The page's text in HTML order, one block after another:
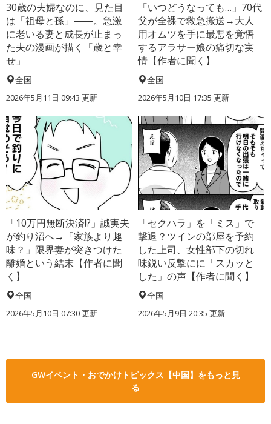
30歳の夫婦なのに、見た目
は「祖母と孫」――。急激
に老いる妻と成長が止まっ
た夫の漫画が描く「歳と幸
せ」
全国
2026年5月11日 09:43 更新
「いつどうなっても…」70代
父が全裸で救急搬送→大人
用オムツを手に最悪を覚悟
するアラサー娘の痛切な実
情【作者に聞く】
全国
2026年5月10日 17:35 更新
「10万円無断決済!?」誠実夫
が釣り沼へ→「家族より趣
味？」限界妻が突きつけた
離婚という結末【作者に聞
く】
全国
2026年5月10日 07:30 更新
「セクハラ」を「ミス」で
撃退？ツインの部屋を予約
した上司、女性部下の切れ
味鋭い反撃にに「スカッと
した」の声【作者に聞く】
全国
2026年5月9日 20:35 更新
GWイベント・おでかけトピックス【中国】をもっと見
る